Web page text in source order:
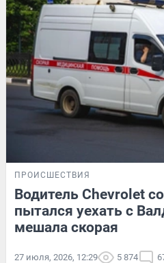
ПРОИСШЕСТВИЯ
Водитель Chevrolet
пытался уехать с
мешала скорая
27 июля, 2026, 12:29 5 874